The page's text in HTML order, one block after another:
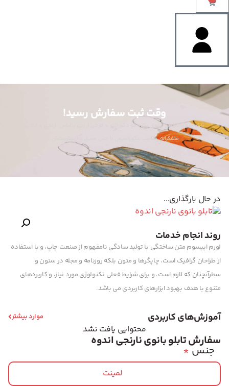
وقت ثبت سفارش رسید!
تابلو بانوی نارنجی اندوه. یک تابلو دکوراتیو با طرحی از زنی با لباس نارنجی و حالتی
متفکرانه. مناسب دکوراسیون با حس عمیق و آرامش‌بخش.
در حال بارگذاری...
روند انجام خدمات
لورم ایپسوم متن ساختگی با تولید سادگی نامفهوم از صنعت چاپ، و با استفاده
از طراحان گرافیک است، چاپگرها و متون بلکه روزنامه و مجله در ستون و
سطرآنچنان که لازم است، و برای شرایط فعلی تکنولوژی مورد نیاز، و کاربردهای
متنوع با هدف بهبود ابزارهای کاربردی می باشد.
آموزش‌های کاربردی موارد بیشتر
محتوایی یافت نشد
سفارش تابلو بانوی نارنجی اندوه
*جنس
لمینت